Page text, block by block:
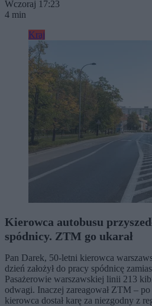
Wczoraj 17:23
4 min
Kraj
Kierowca autobusu
spódnicy. ZTM go ukarał
Pan Darek, 50-letni kierowca
dzień założył do pracy spódnicę
Pasażerowie warszawskiej linii 213
odwagi. Inaczej zareagował ZTM –
kierowca dostał karę za niezgodny z